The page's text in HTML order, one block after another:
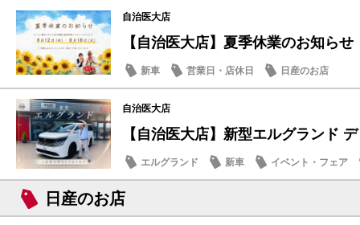
自治医大店
【自治医大店】夏季休業のお知らせ
新車 営業日・店休日 日産のお店
自治医大店
【自治医大店】新型エルグランド
エルグランド 新車 イベント・フェア
日産のお店